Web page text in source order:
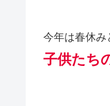
今年は春休み
子供たち